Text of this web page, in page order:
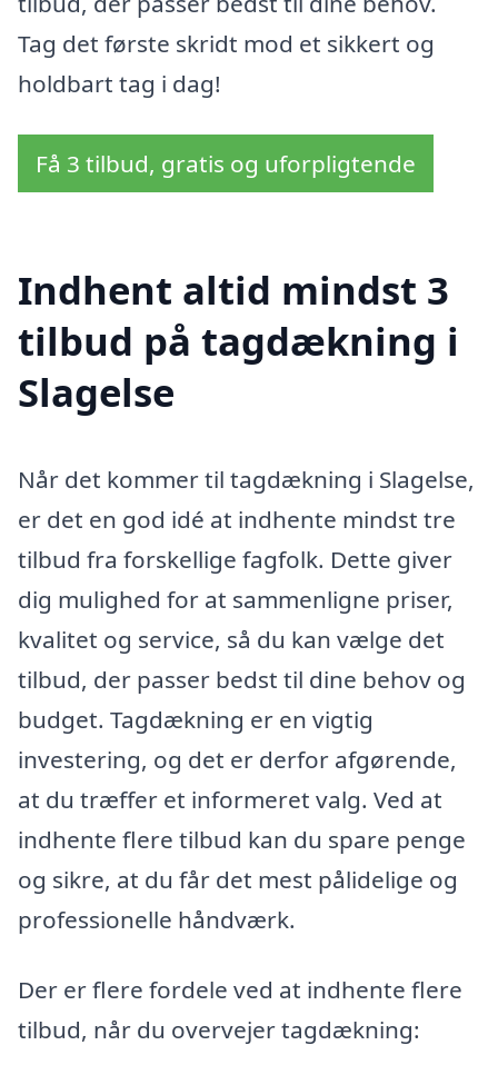
Tag det første skridt mod et sikkert og
holdbart tag i dag!
Få 3 tilbud, gratis og uforpligtende
Indhent altid mindst 3
tilbud på tagdækning i
Slagelse
Når det kommer til tagdækning i Slagelse,
er det en god idé at indhente mindst tre
tilbud fra forskellige fagfolk. Dette giver
dig mulighed for at sammenligne priser,
kvalitet og service, så du kan vælge det
tilbud, der passer bedst til dine behov og
budget. Tagdækning er en vigtig
investering, og det er derfor afgørende,
at du træffer et informeret valg. Ved at
indhente flere tilbud kan du spare penge
og sikre, at du får det mest pålidelige og
professionelle håndværk.
Der er flere fordele ved at indhente flere
tilbud, når du overvejer tagdækning: